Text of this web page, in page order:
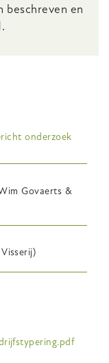
beschreven en
onderzoek
Govaerts &